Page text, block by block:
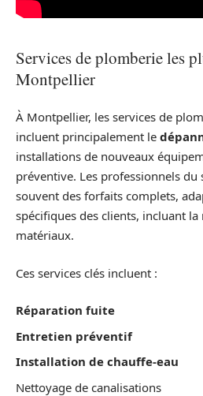
Services de plomberie les
Montpellier
À Montpellier, les services de
incluent principalement le
installations de nouveaux
préventive. Les professionnels du
souvent des forfaits complets,
spécifiques des clients, incluant
matériaux.
Ces services clés incluent :
Réparation fuite
Entretien préventif
Installation de chauffe-eau
Nettoyage de canalisations